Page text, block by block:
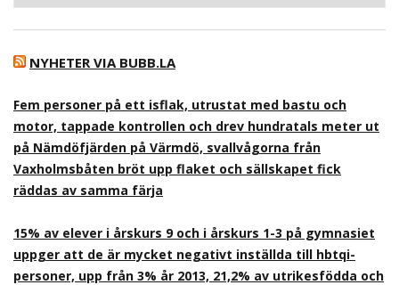
NYHETER VIA BUBB.LA
Fem personer på ett isflak, utrustat med bastu och
motor, tappade kontrollen och drev hundratals meter ut
på Nämdöfjärden på Värmdö, svallvågorna från
Vaxholmsbåten bröt upp flaket och sällskapet fick
räddas av samma färja
15% av elever i årskurs 9 och i årskurs 1-3 på gymnasiet
uppger att de är mycket negativt inställda till hbtqi-
personer, upp från 3% år 2013, 21,2% av utrikesfödda och